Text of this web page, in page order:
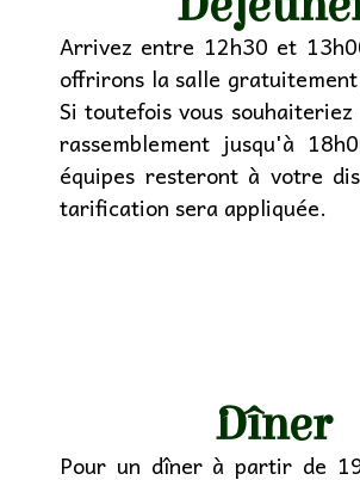
Arrivez entre 12h30 et
offrirons la salle
Si toutefois vous
rassemblement jusqu'à
équipes resteront à votre
tarification sera appliquée.
Dîner
Pour un dîner à partir de